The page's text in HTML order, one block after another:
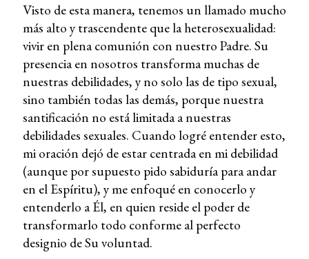
Visto de esta manera, tenemos un llamado mucho
más alto y trascendente que la heterosexualidad:
vivir en plena comunión con nuestro Padre. Su
presencia en nosotros transforma muchas de
nuestras debilidades, y no solo las de tipo sexual,
sino también todas las demás, porque nuestra
santificación no está limitada a nuestras
debilidades sexuales. Cuando logré entender esto,
mi oración dejó de estar centrada en mi debilidad
(aunque por supuesto pido sabiduría para andar
en el Espíritu), y me enfoqué en conocerlo y
entenderlo a Él, en quien reside el poder de
transformarlo todo conforme al perfecto
designio de Su voluntad.